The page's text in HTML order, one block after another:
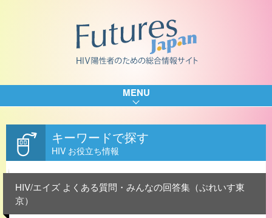
MENU
キーワードで探す
HIV お役立ち情報
HIV/エイズ よくある質問・みんなの回答集（ぷれいす東
京）